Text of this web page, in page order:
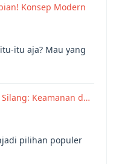
Konsep Modern
itu aja? Mau yang
Keamanan d…
pilihan populer